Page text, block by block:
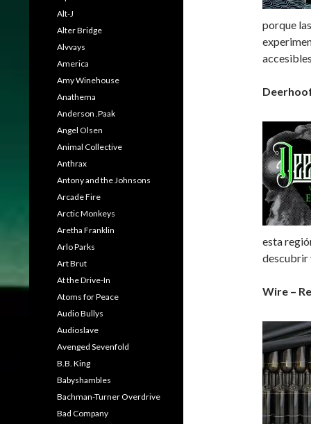
porque
esta
descubrir
Wire –
Alt-J
Alter Bridge
Alvvays
America
Amy Winehouse
Anathema
Anderson .Paak
Angel Olsen
Animal Collective
Anthrax
Antony and the Johnsons
Arcade Fire
Arctic Monkeys
Aretha Franklin
Arlo Parks
Art Brut
At the Drive-In
Atoms for Peace
Audio Bullys
Audioslave
Avenged Sevenfold
B.B. King
Babyshambles
Bachman-Turner Overdrive
Bad Company